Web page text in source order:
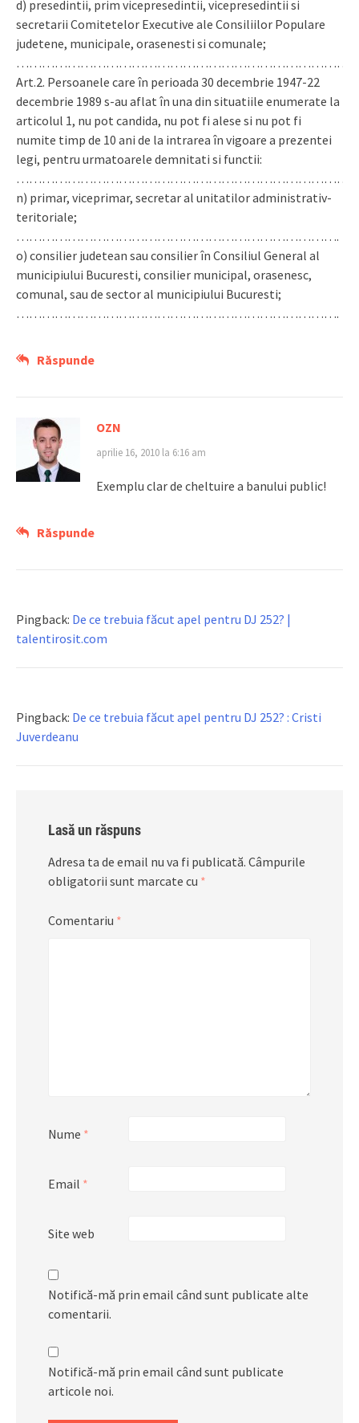
d) presedintii, prim vicepresedintii, vicepresedintii si
secretarii Comitetelor Executive ale Consiliilor Populare
judetene, municipale, orasenesti si comunale;
…………………………………………………………………….
Art.2. Persoanele care în perioada 30 decembrie 1947-22
decembrie 1989 s-au aflat în una din situatiile enumerate la
articolul 1, nu pot candida, nu pot fi alese si nu pot fi
numite timp de 10 ani de la intrarea în vigoare a prezentei
legi, pentru urmatoarele demnitati si functii:
n) primar, viceprimar, secretar al unitatilor administrativ-
teritoriale;
………………………………………………………………….
o) consilier judetean sau consilier în Consiliul General al
municipiului Bucuresti, consilier municipal, orasenesc,
comunal, sau de sector al municipiului Bucuresti;
………………………………………………………………….
Răspunde
OZN
aprilie 16, 2010 la 6:16 am
Exemplu clar de cheltuire a banului public!
Răspunde
Pingback: De ce trebuia făcut apel pentru DJ 252? |
talentirosit.com
Pingback: De ce trebuia făcut apel pentru DJ 252? : Cristi
Juverdeanu
Lasă un răspuns
Adresa ta de email nu va fi publicată. Câmpurile
obligatorii sunt marcate cu *
Comentariu *
Nume *
Email *
Site web
Notifică-mă prin email când sunt publicate alte
comentarii.
Notifică-mă prin email când sunt publicate
articole noi.